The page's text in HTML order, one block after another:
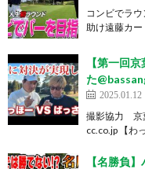
コンビでラ
助け遠藤カ
【第一回
た
2025.01.12
撮影協力 京
cc.co.jp 【わ
【名勝負